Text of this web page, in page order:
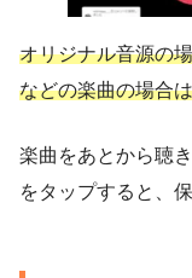
オリジナル音源の
などの楽曲の場合は
楽曲をあとから聴
をタップすると、